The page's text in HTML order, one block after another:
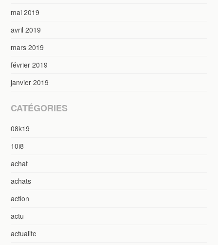
mai 2019
avril 2019
mars 2019
février 2019
janvier 2019
CATÉGORIES
08k19
10i8
achat
achats
action
actu
actualite